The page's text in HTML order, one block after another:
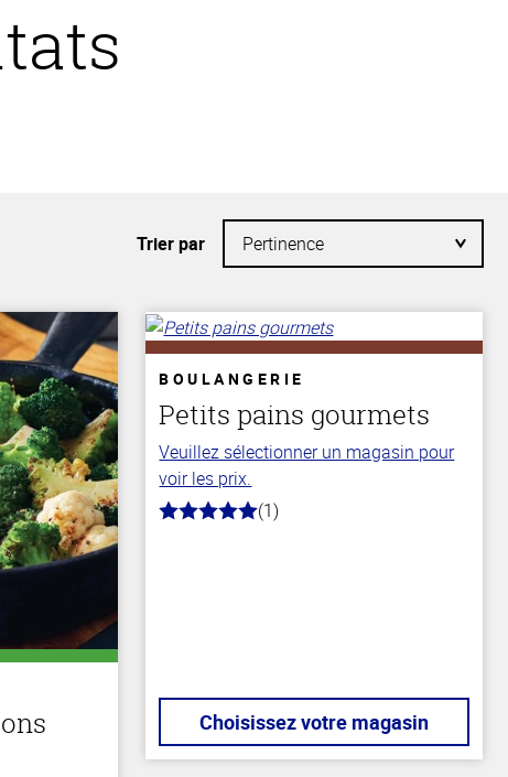
Trier par
BOULANGERIE
Petits pains gourmets
Veuillez sélectionner un magasin pour
voir les prix.
5.0
(1)
Choisissez votre magasin